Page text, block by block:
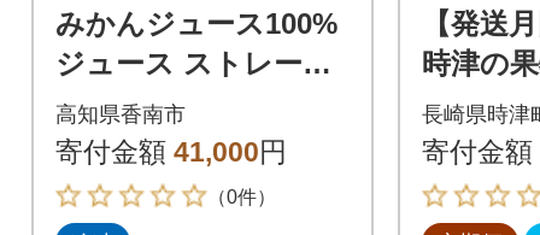
みかんジュース100%
ジュース ストレート
コールドプレスジュ
ース 15本セット ei-00
05
高知県香南市
寄付金額 41,000円
（0件）
【発送
時津の
かん ぶ
マスカ
長崎県時津
寄付金額